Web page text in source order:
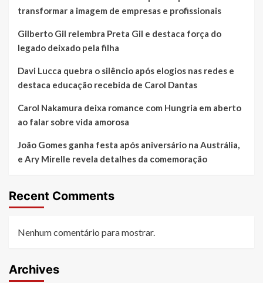
transformar a imagem de empresas e profissionais
Gilberto Gil relembra Preta Gil e destaca força do
legado deixado pela filha
Davi Lucca quebra o silêncio após elogios nas redes e
destaca educação recebida de Carol Dantas
Carol Nakamura deixa romance com Hungria em aberto
ao falar sobre vida amorosa
João Gomes ganha festa após aniversário na Austrália,
e Ary Mirelle revela detalhes da comemoração
Recent Comments
Nenhum comentário para mostrar.
Archives